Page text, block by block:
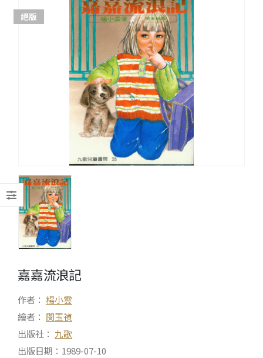
絕版
嘉嘉流浪記
作者： 楊小雲
繪者： 閔玉禎
出版社： 九歌
出版日期：1989-07-10